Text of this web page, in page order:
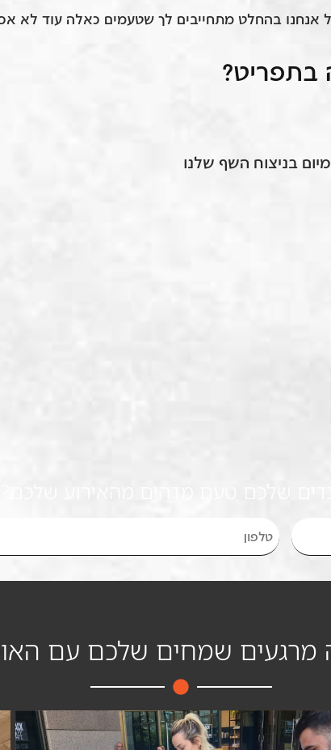
אנחנו בהחלט מתחייבים לך שטעמים כאלה עוד לא
בתפריט?
בניצוח השף שלנו
מרגעים שמחים שלכם עם